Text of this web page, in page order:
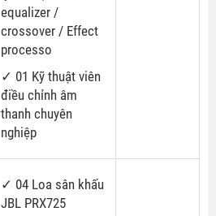
equalizer /
crossover / Effect
processo
✓ 01 Kỹ thuật viên
điều chỉnh âm
thanh chuyên
nghiệp
✓ 04 Loa sân khấu
JBL PRX725